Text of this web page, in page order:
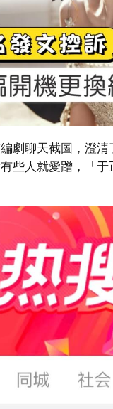
劇聊天截圖，澄
些人就愛蹭，「